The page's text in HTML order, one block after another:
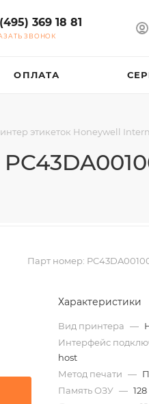
369 18 81
ЗВОНОК
ОПЛАТА
этикеток Honeywell
Парт номер:
Характеристики
Вид принтера —
Интерфейс
host
Метод печати —
Память ОЗУ —